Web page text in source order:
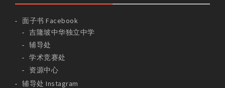
面子书 Facebook
吉隆坡中华独立中学
辅导处
学术竞赛处
资源中心
辅导处 Instagram